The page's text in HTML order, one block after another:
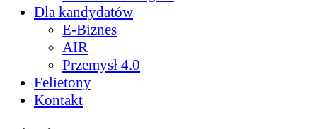
Dla kandydatów
E-Biznes
AIR
Przemysł 4.0
Felietony
Kontakt